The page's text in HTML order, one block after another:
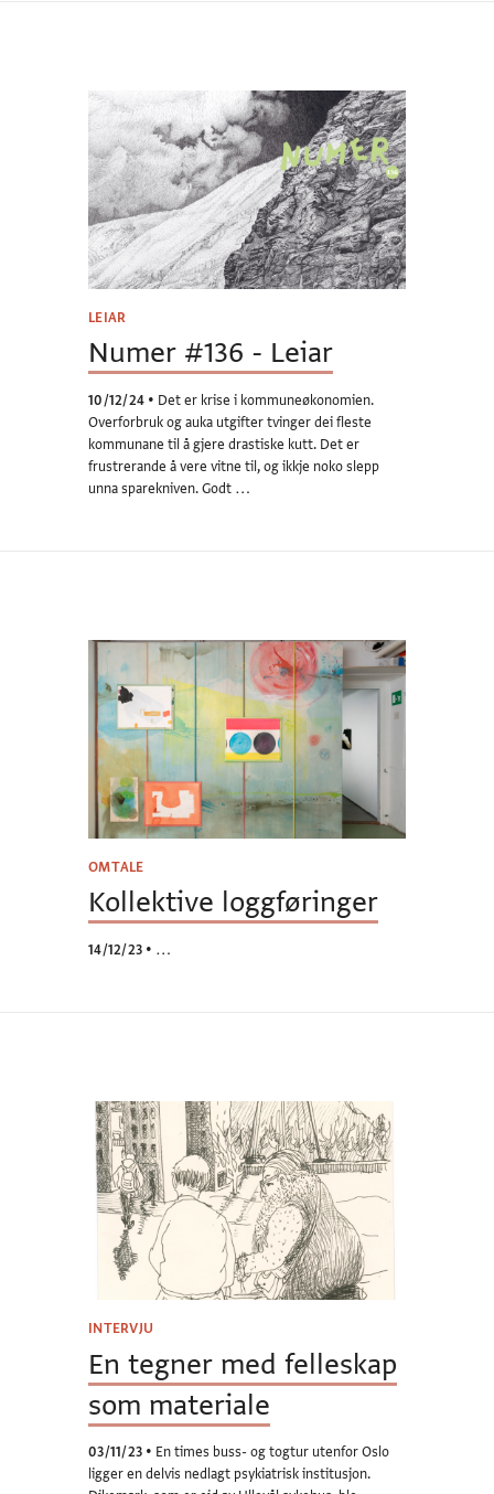
LEIAR
Numer #136 - Leiar
10/12/24 • Det er krise i kommuneøkonomien.
Overforbruk og auka utgifter tvinger dei fleste
kommunane til å gjere drastiske kutt. Det er
frustrerande å vere vitne til, og ikkje noko slepp
unna sparekniven. Godt …
OMTALE
Kollektive loggføringer
14/12/23 • …
INTERVJU
En tegner med felleskap
som materiale
03/11/23 • En times buss- og togtur utenfor Oslo
ligger en delvis nedlagt psykiatrisk institusjon.